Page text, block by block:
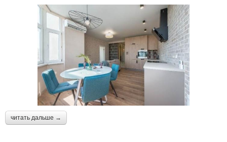
читать дальше →